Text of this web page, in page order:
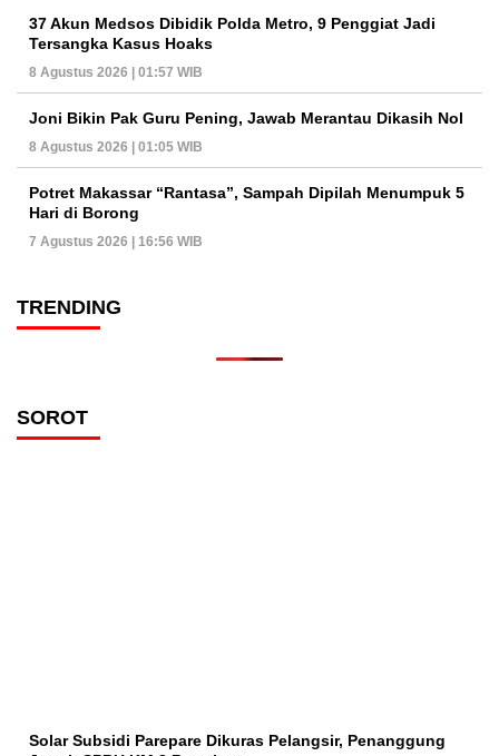
37 Akun Medsos Dibidik Polda Metro, 9 Penggiat Jadi
Tersangka Kasus Hoaks
8 Agustus 2026 | 01:57 WIB
Joni Bikin Pak Guru Pening, Jawab Merantau Dikasih Nol
8 Agustus 2026 | 01:05 WIB
Potret Makassar “Rantasa”, Sampah Dipilah Menumpuk 5
Hari di Borong
7 Agustus 2026 | 16:56 WIB
TRENDING
SOROT
Solar Subsidi Parepare Dikuras Pelangsir, Penanggung